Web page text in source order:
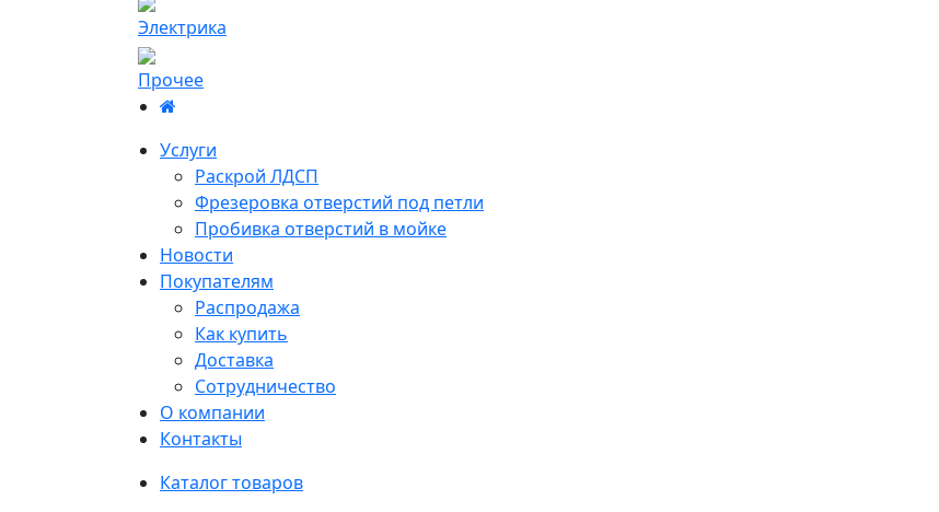
Электрика
Прочее
Услуги
Раскрой ЛДСП
Фрезеровка отверстий под петли
Пробивка отверстий в мойке
Новости
Покупателям
Распродажа
Как купить
Доставка
Сотрудничество
О компании
Контакты
Каталог товаров